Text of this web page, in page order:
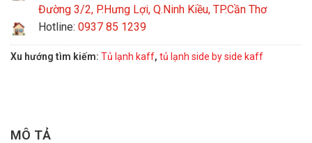
Đường 3/2, P.Hưng Lợi, Q.Ninh Kiều, TP.Cần Thơ
Hotline: 0937 85 1239
Xu hướng tìm kiếm: Tủ lạnh kaff, tủ lạnh side by side kaff
MÔ TẢ